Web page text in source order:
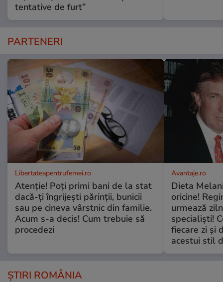
tentative de furt”
PARTENERI
Libertateapentrufemei.ro
Atenție! Poți primi bani de la stat
dacă-ți îngrijești părinții, bunicii
sau pe cineva vârstnic din familie.
Acum s-a decis! Cum trebuie să
procedezi
Avantaje.ro
Dieta
oricine!
urmează
specialiști!
fiecare zi și
acestui stil
ȘTIRI ROMÂNIA